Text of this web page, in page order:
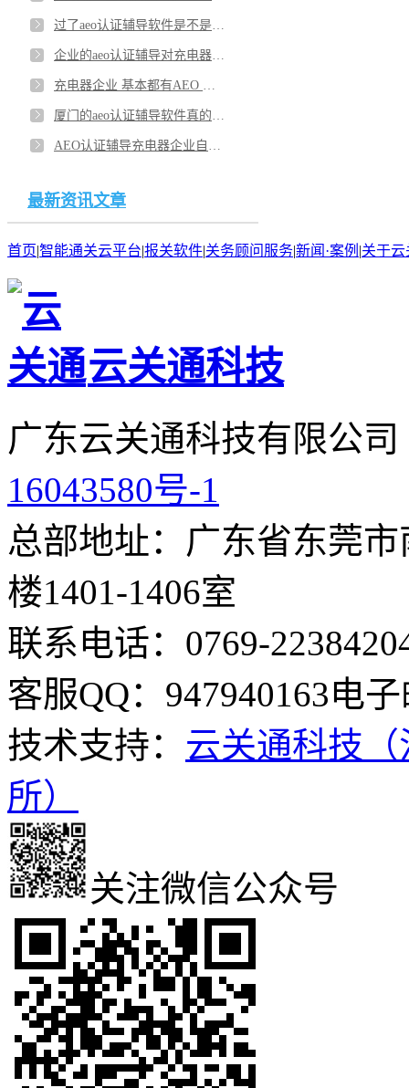
过了aeo认证辅导软件是不是有用？厦门aeo认证软件里的功能充电器企业可以用吗？
企业的aeo认证辅导对充电器工厂有用吗？aeo认证辅导软件使用方法会复杂吗？
充电器企业 基本都有AEO 认证辅导关务顾问吗？选择aeo认证辅导品牌要关注哪些？
厦门的aeo认证辅导软件真的可以让充电器企业提高吗？小厂有必要用请 AEO 辅导机构吗？
AEO认证辅导充电器企业自己要问清楚功能合适吗？厦门企业用aeo辅导软件通过的是不是会多点？
最新资讯文章
首页 智能通关云平台 报关软件 关务顾问服务新闻·案例 关于云
云关通科技
广东云关通科技有限公
16043580号-1
总部地址：广东省东莞
楼1401-1406室
联系电话：0769-
客服QQ：947940163电子
技术支持： 云关通科技
所）
关注微信公众号